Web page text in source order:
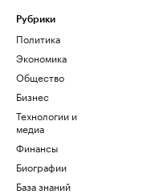
Рубрики
Политика
Экономика
Общество
Бизнес
Технологии и
медиа
Финансы
Биографии
База знаний